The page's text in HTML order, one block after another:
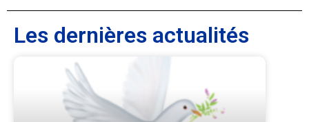
Les dernières actualités